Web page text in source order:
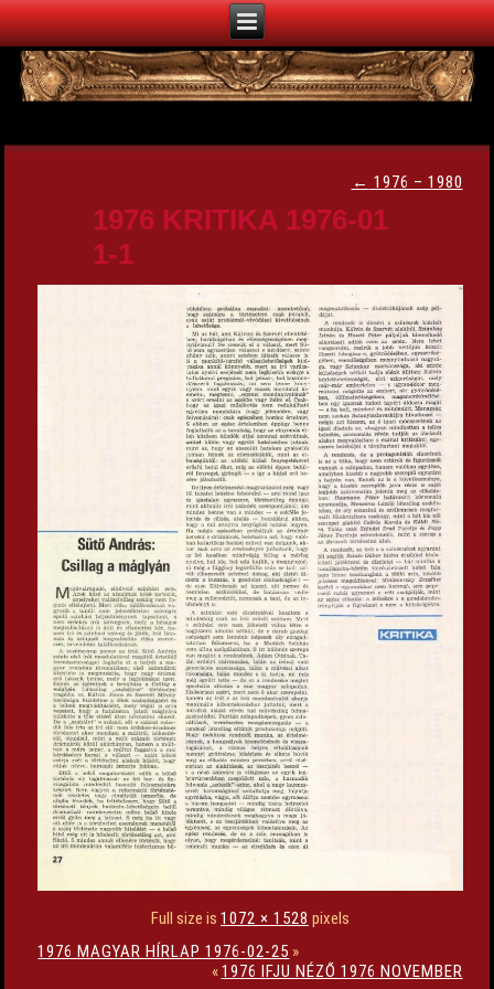
← 1976 – 1980
1976 KRITIKA 1976-01
1-1
Full size is 1072 × 1528 pixels
1976 MAGYAR HÍRLAP 1976-02-25 »
«1976 IFJU NÉZŐ 1976 NOVEMBER